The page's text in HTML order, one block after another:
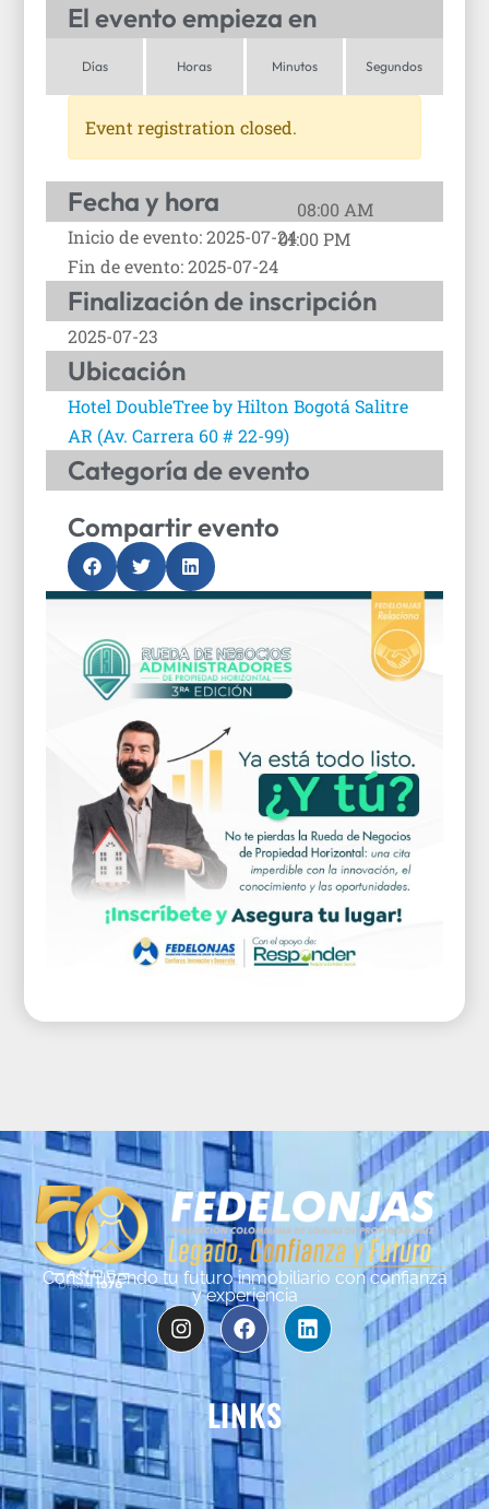
El evento empieza en
Días Horas Minutos Segundos
Event registration closed.
Fecha y hora
Inicio de evento: 2025-07-24
08:00 AM
Fin de evento: 2025-07-24
01:00 PM
Finalización de inscripción
2025-07-23
Ubicación
Hotel DoubleTree by Hilton Bogotá Salitre
AR (Av. Carrera 60 # 22-99)
Categoría de evento
Compartir evento
Construyendo tu futuro inmobiliario con confianza
y experiencia
LINKS